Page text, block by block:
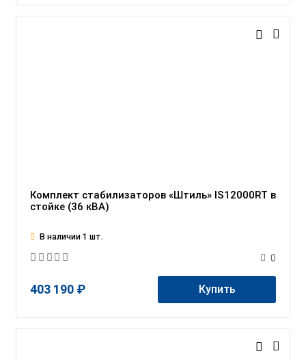
Комплект стабилизаторов «Штиль» IS12000RT в
стойке (36 кВА)
В наличии 1 шт.
0
403 190 ₽ Купить